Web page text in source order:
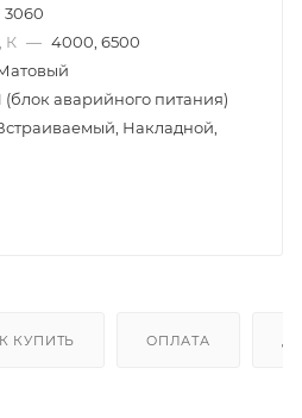
3060
К — 4000, 6500
аварийного питания)
Накладной,
КУПИТЬ ОПЛАТА